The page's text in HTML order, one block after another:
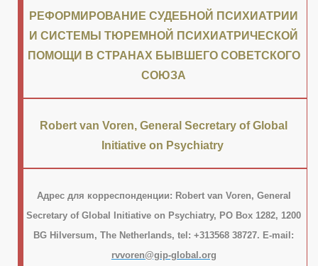
РЕФОРМИРОВАНИЕ СУДЕБНОЙ ПСИХИАТРИИ
И СИСТЕМЫ ТЮРЕМНОЙ ПСИХИАТРИЧЕСКОЙ
ПОМОЩИ В СТРАНАХ БЫВШЕГО CОВЕТСКОГО
СОЮЗА
Robert van Voren, General Secretary of Global
Initiative on Psychiatry
Адрес для корреспонденции: Robert van Voren, General
Secretary of Global Initiative on Psychiatry, PO Box 1282, 1200
BG Hilversum, The Netherlands, tel: +313568 38727. E-mail:
rvvoren@gip-global.org